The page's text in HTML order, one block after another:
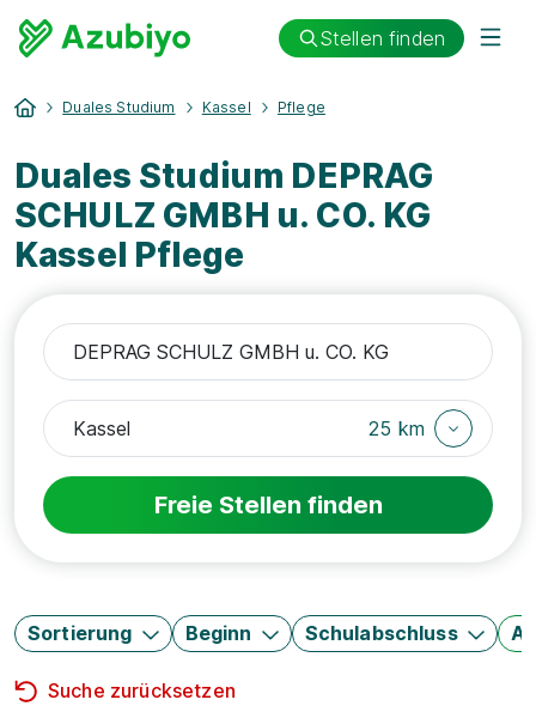
Stellen finden
Duales Studium Kassel Pflege
Duales Studium DEPRAG
SCHULZ GMBH u. CO. KG
Kassel Pflege
25 km
Freie Stellen finden
Sortierung Beginn Schulabschluss
Suche zurücksetzen